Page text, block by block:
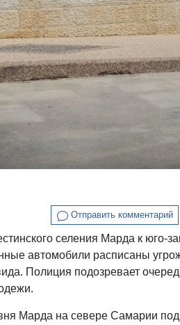
Отправить комментарий
селения Марда к юго-
автомобили расписаны
Полиция подозревает
Марда на севере Самарии